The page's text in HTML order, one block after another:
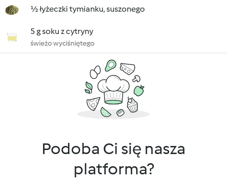
½ łyżeczki tymianku, suszonego
5 g soku z cytryny
świeżo wyciśniętego
Podoba Ci się nasza
platforma?